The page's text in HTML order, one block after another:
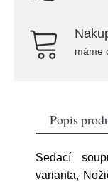
máme
Popis
Sedací
varianta,